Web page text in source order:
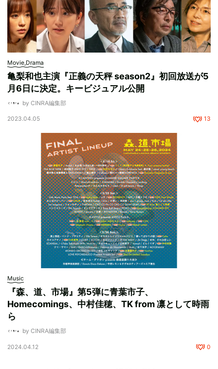
Movie,Drama
亀梨和也主演『正義の天秤 season2』初回放送が5
月6日に決定。キービジュアル公開
by CINRA編集部
2023.04.05 13
Music
『森、道、市場』第5弾に青葉市子、
Homecomings、中村佳穂、TK from 凛として時雨
ら
by CINRA編集部
2024.04.12 0